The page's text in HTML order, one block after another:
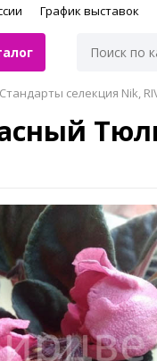
График выставок
Стандарты селекция Nik,